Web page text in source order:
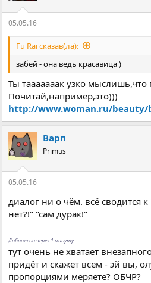
05.05.16
Fu Rai сказав(ла):
забей - она ведь красавица )
Ты тааааааак узко мыслишь,что
Почитай,например,это)))
http://www.woman.ru/
Варп
Primus
05.05.16
диалог ни о чём. всё сводится
нет?!" "сам дурак!"
Добавлено через 1 минуту
тут очень не хватает
придёт и скажет всем - эй вы,
пропорциями меряете? ОБЧР?